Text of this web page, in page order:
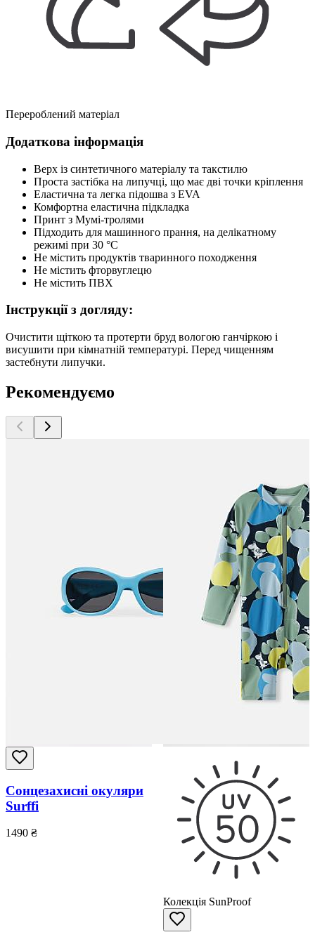
Перероблений матеріал
Додаткова інформація
Верх із синтетичного матеріалу та такстилю
Проста застібка на липучці, що має дві точки кріплення
Еластична та легка підошва з EVA
Комфортна еластична підкладка
Принт з Мумі-тролями
Підходить для машинного прання, на делікатному
режимі при 30 °C
Не містить продуктів тваринного походження
Не містить фторвуглецю
Не містить ПВХ
Інструкції з догляду:
Очистити щіткою та протерти бруд вологою ганчіркою і
висушити при кімнатній температурі. Перед чищенням
застебнути липучки.
Рекомендуємо
Сонцезахисні окуляри
Surffi
1490 ₴
Колекція SunProof